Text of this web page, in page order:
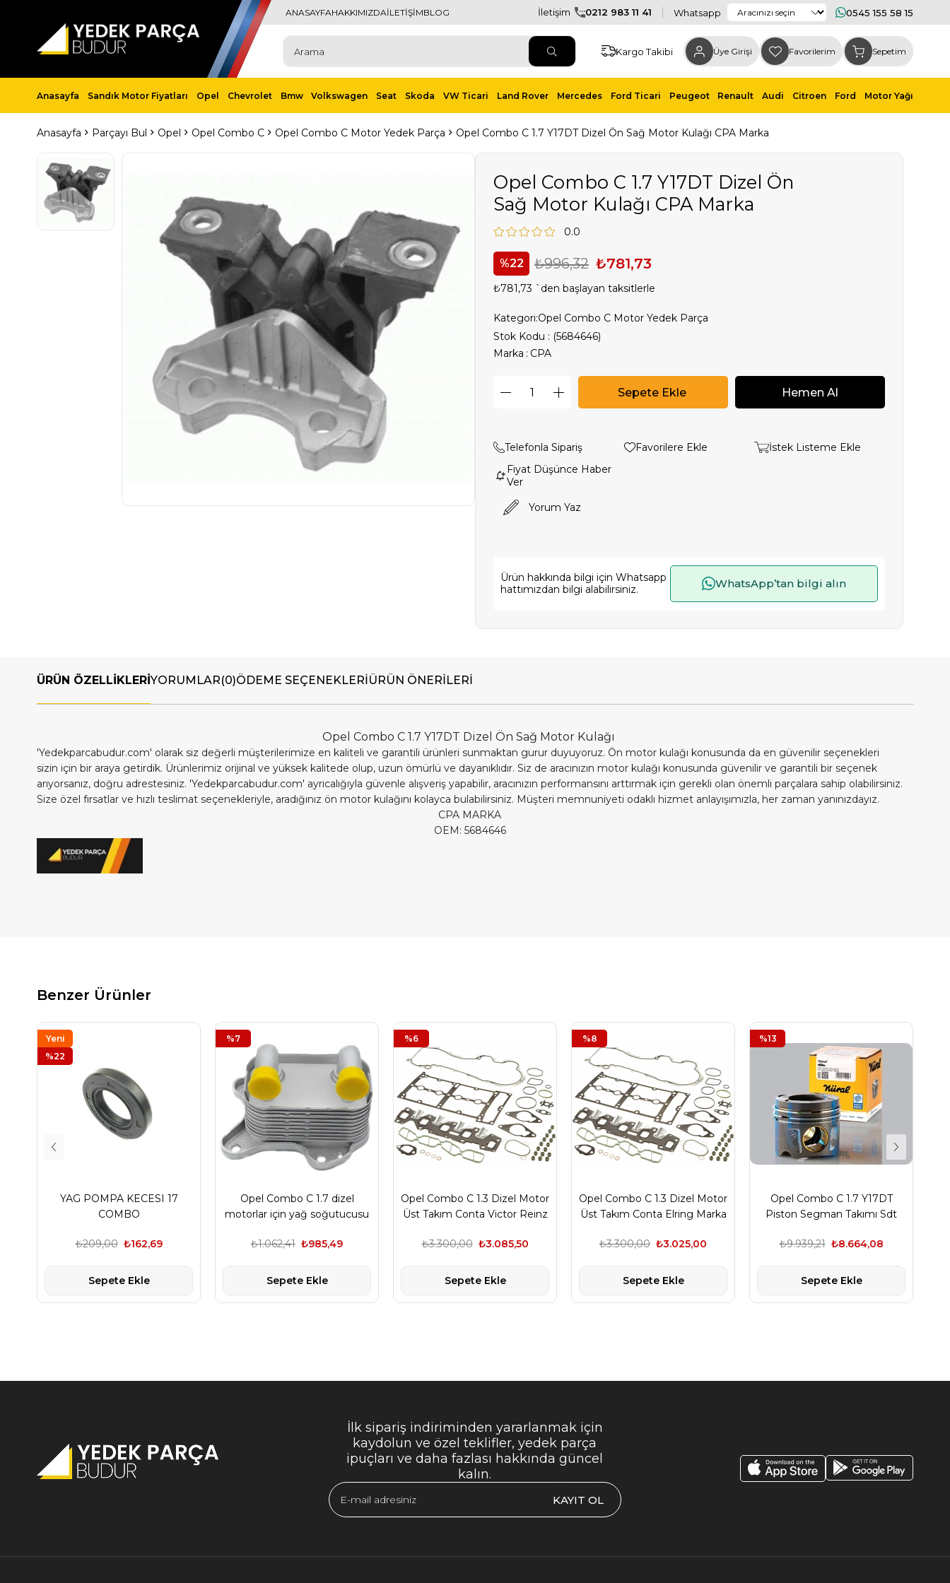
ANASAYFAHAKKIMIZDAİLETİŞİMBLOG İletişim 0212 983 11 41 Whatsapp 0545 155 58 15
Kargo Takibi Üye Girişi Favorilerim Sepetim
Anasayfa Sandık Motor Fiyatları Opel Chevrolet Bmw Volkswagen Seat Skoda VW Ticari Land Rover Mercedes Ford Ticari Peugeot Renault Audi Citroen Ford Motor Yağı
Anasayfa Parçayı Bul Opel Opel Combo C Opel Combo C Motor Yedek Parça Opel Combo C 1.7 Y17DT Dizel Ön Sağ Motor Kulağı CPA Marka
Opel Combo C 1.7 Y17DT Dizel Ön
Sağ Motor Kulağı CPA Marka
0.0
22 ₺996,32 ₺781,73
₺781,73 `den başlayan taksitlerle
Kategori:Opel Combo C Motor Yedek Parça
Stok Kodu
(5684646)
Marka : CPA
Telefonla Sipariş Favorilere Ekle
İstek Listeme Ekle
Fiyat Düşünce Haber
Ver
Yorum Yaz
Ürün hakkında bilgi için Whatsapp
hattımızdan bilgi alabilirsiniz.
WhatsApp’tan bilgi alın
ÜRÜN ÖZELLIKLERIYORUMLAR(0)ÖDEME SEÇENEKLERIÜRÜN ÖNERILERI
Opel Combo C 1.7 Y17DT Dizel Ön Sağ Motor Kulağı
'Yedekparcabudur.com' olarak siz değerli müşterilerimize en kaliteli ve garantili ürünleri sunmaktan gurur duyuyoruz. Ön motor kulağı konusunda da en güvenilir seçenekleri
sizin için bir araya getirdik. Ürünlerimiz orijinal ve yüksek kalitede olup, uzun ömürlü ve dayanıklıdır. Siz de aracınızın motor kulağı konusunda güvenilir ve garantili bir seçenek
arıyorsanız, doğru adrestesiniz. 'Yedekparcabudur.com' ayrıcalığıyla güvenle alışveriş yapabilir, aracınızın performansını arttırmak için gerekli olan önemli parçalara sahip olabilirsiniz.
Size özel fırsatlar ve hızlı teslimat seçenekleriyle, aradığınız ön motor kulağını kolayca bulabilirsiniz. Müşteri memnuniyeti odaklı hizmet anlayışımızla, her zaman yanınızdayız.
CPA MARKA
OEM: 5684646
Benzer Ürünler
YAG POMPA KECESI 17
COMBO
₺162,69
₺209,00
Sepete Ekle
Yeni
Ürün
%22
Opel Combo C 1.7 dizel
motorlar için yağ soğutucusu
₺985,49
₺1.062,41
Sepete Ekle
%7
Opel Combo C 1.3 Dizel Motor
Üst Takım Conta Victor Reinz
₺3.085,50
₺3.300,00
Sepete Ekle
%6
Opel Combo C 1.3 Dizel Motor
Üst Takım Conta Elring Marka
₺3.025,00
₺3.300,00
Sepete Ekle
%8
Opel Combo C 1.7 Y17DT
Piston Segman Takımı Sdt
₺8.664,08
₺9.939,21
Sepete Ekle
%13
İlk sipariş indiriminden yararlanmak için
kaydolun ve özel teklifler, yedek parça
ipuçları ve daha fazlası hakkında güncel
kalın.
KAYIT OL